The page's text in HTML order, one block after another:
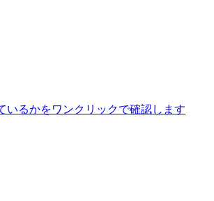
いるかをワンクリックで確認します